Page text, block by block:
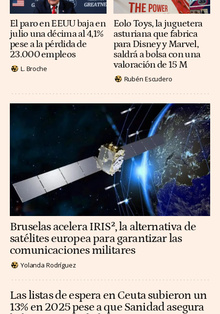
El paro en EEUU baja en
julio una décima al 4,1%
pese a la pérdida de
23.000 empleos
L. Broche
Eolo Toys, la juguetera
asturiana que fabrica
para Disney y Marvel,
saldrá a bolsa con una
valoración de 15 M
Rubén Escudero
Bruselas acelera IRIS², la alternativa de
satélites europea para garantizar las
comunicaciones militares
Yolanda Rodríguez
Las listas de espera en Ceuta subieron un
13% en 2025 pese a que Sanidad asegura